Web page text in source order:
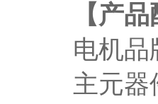
【产
电机品
主元器